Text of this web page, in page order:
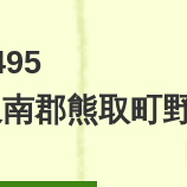
郡熊取町